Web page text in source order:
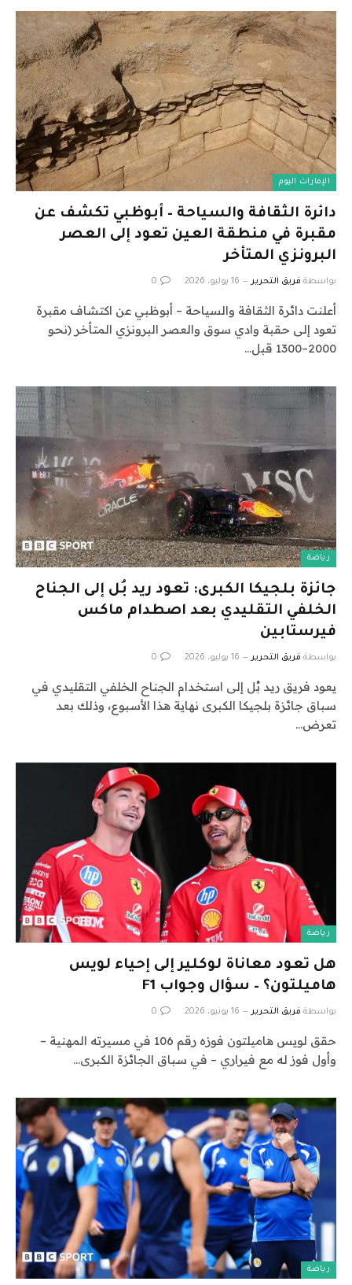
الإمارات اليوم
دائرة الثقافة والسياحة – أبوظبي تكشف عن
مقبرة في منطقة العين تعود إلى العصر
البرونزي المتأخر
بواسطة فريق التحرير 16 يوليو، 2026 0
أعلنت دائرة الثقافة والسياحة – أبوظبي عن اكتشاف مقبرة
تعود إلى حقبة وادي سوق والعصر البرونزي المتأخر (نحو
2000–1300 قبل…
رياضة
جائزة بلجيكا الكبرى: تعود ريد بُل إلى الجناح
الخلفي التقليدي بعد اصطدام ماكس
فيرستابين
بواسطة فريق التحرير 16 يوليو، 2026 0
يعود فريق ريد بُل إلى استخدام الجناح الخلفي التقليدي في
سباق جائزة بلجيكا الكبرى نهاية هذا الأسبوع، وذلك بعد
تعرض…
رياضة
هل تعود معاناة لوكلير إلى إحياء لويس
هاميلتون؟ – سؤال وجواب F1
بواسطة فريق التحرير 16 يونيو، 2026 0
حقق لويس هاميلتون فوزه رقم 106 في مسيرته المهنية –
وأول فوز له مع فيراري – في سباق الجائزة الكبرى…
رياضة